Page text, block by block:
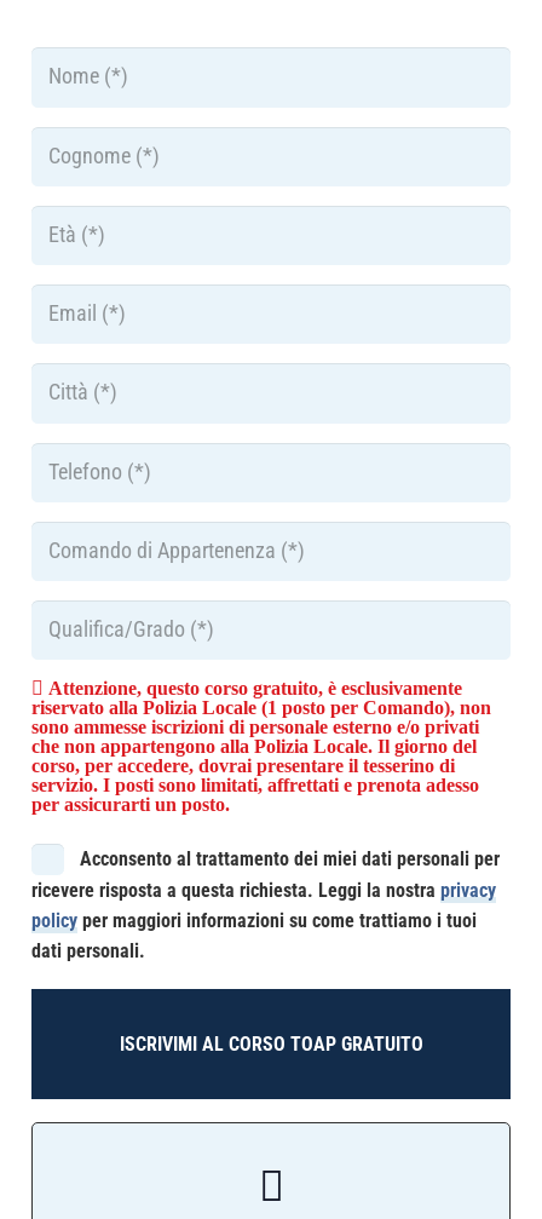
Attenzione, questo corso gratuito, è esclusivamente
riservato alla Polizia Locale (1 posto per Comando), non
sono ammesse iscrizioni di personale esterno e/o privati
che non appartengono alla Polizia Locale. Il giorno del
corso, per accedere, dovrai presentare il tesserino di
servizio. I posti sono limitati, affrettati e prenota adesso
per assicurarti un posto.
Acconsento al trattamento dei miei dati personali per
ricevere risposta a questa richiesta. Leggi la nostraprivacy
policy per maggiori informazioni su come trattiamo i tuoi
dati personali.